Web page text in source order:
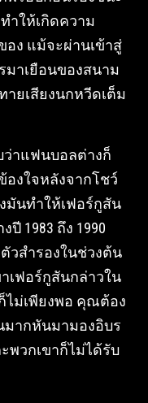
าให้เกิดความ
ง แม้จะผ่านเข้าสู่
าเยือนของสนาม
ายเสียงนกหวีดเต็ม
าแฟนบอลต่างก็
งใจหลังจากโชว์
มันทําให้เฟอร์กูสัน
1983 ถึง 1990
วสํารองในช่วงต้น
เฟอร์กูสันกล่าวใน
ไม่เพียงพอ คุณต้อง
ากหันมามองอิบร
พวกเขาก็ไม่ได้รับ